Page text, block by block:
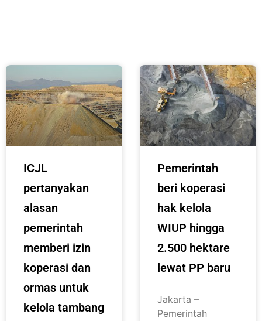
ICJL
pertanyakan
alasan
pemerintah
memberi izin
koperasi dan
ormas untuk
kelola tambang
Pemerintah
beri koperasi
hak kelola
WIUP hingga
2.500 hektare
lewat PP baru
Jakarta –
Pemerintah